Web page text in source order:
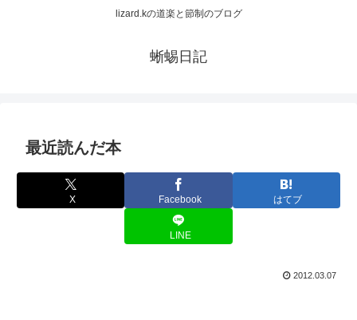
lizard.kの道楽と節制のブログ
蜥蜴日記
最近読んだ本
X Facebook はてブ
LINE
2012.03.07